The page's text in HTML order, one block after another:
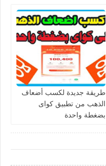
طريقة جديدة لكسب أضعاف
الذهب من تطبيق كواى
بضغطة واحدة